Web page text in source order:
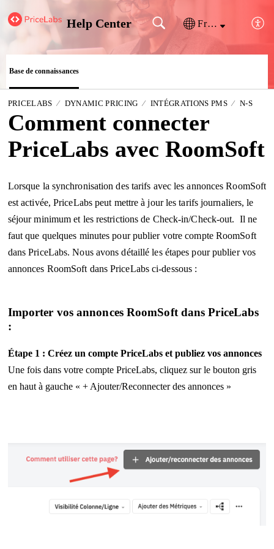
Help Center Français (France)
Base de connaissances
PRICELABS DYNAMIC PRICING INTÉGRATIONS PMS N-S
Comment connecter
PriceLabs avec RoomSoft
Lorsque la synchronisation des tarifs avec les annonces RoomSoft
est activée, PriceLabs peut mettre à jour les tarifs journaliers, le
séjour minimum et les restrictions de Check-in/Check-out. Il ne
faut que quelques minutes pour publier votre compte RoomSoft
dans PriceLabs. Nous avons détaillé les étapes pour publier vos
annonces RoomSoft dans PriceLabs ci-dessous :
Importer vos annonces RoomSoft dans PriceLabs
:
Étape 1 : Créez un compte PriceLabs et publiez vos annonces
Une fois dans votre compte PriceLabs, cliquez sur le bouton gris
en haut à gauche « + Ajouter/Reconnecter des annonces »